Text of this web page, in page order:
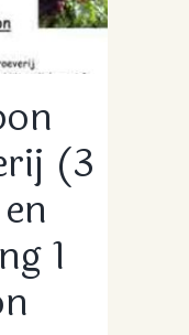
(3
1